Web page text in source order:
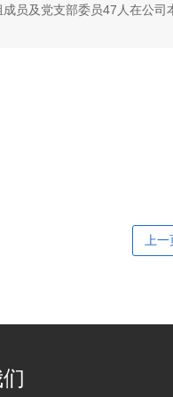
成员及党支部委员47人在公司
上